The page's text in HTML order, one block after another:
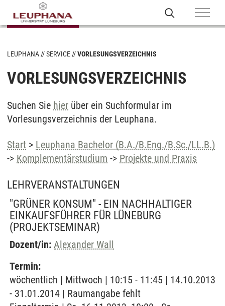
LEUPHANA SERVICE VORLESUNGSVERZEICHNIS
VORLESUNGSVERZEICHNIS
Suchen Sie hier über ein Suchformular im
Vorlesungsverzeichnis der Leuphana.
Start > Leuphana Bachelor (B.A./B.Eng./B.Sc./LL.B.)
-> Komplementärstudium -> Projekte und Praxis
LEHRVERANSTALTUNGEN
"GRÜNER KONSUM" - EIN NACHHALTIGER
EINKAUFSFÜHRER FÜR LÜNEBURG
(PROJEKTSEMINAR)
Dozent/in: Alexander Wall
Termin:
wöchentlich | Mittwoch | 10:15 - 11:45 | 14.10.2013
- 31.01.2014 | Raumangabe fehlt